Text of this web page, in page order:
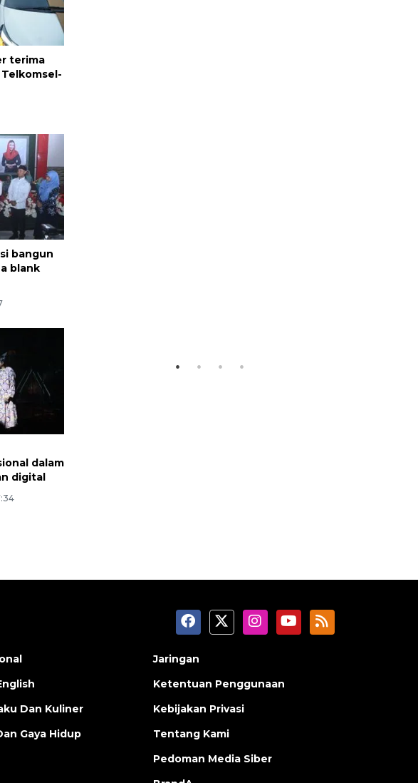
terima
bangun
blank
dalam
digital
laki-
Dan Kuliner
Gaya Hidup
Jaringan
Ketentuan Penggunaan
Kebijakan Privasi
Tentang Kami
Pedoman Media Siber